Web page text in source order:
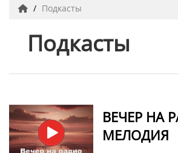
Подкасты
Подкасты
ВЕЧЕР НА
МЕЛОДИЯ